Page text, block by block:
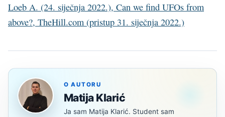
Loeb A. (24. siječnja 2022.), Can we find UFOs from
above?, TheHill.com (pristup 31. siječnja 2022.)
O AUTORU
Matija Klarić
Ja sam Matija Klarić. Student sam